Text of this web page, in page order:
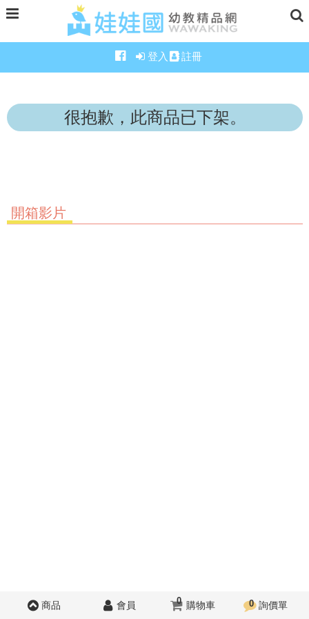
登入 註冊
很抱歉，此商品已下架。
開箱影片
商品 會員 0 購物車 0 詢價單